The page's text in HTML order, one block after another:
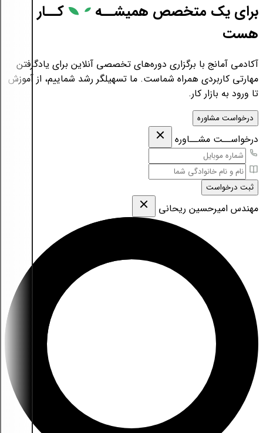
برای یک متخصص همیشــه
کــار
هست
آکادمی آمانج با برگزاری دوره‌های تخصصی آنلاین برای یادگرفتن
مهارتی کاربردی همراه شماست. ما تسهیلگر رشد شماییم، از آموزش
تا ورود به بازار کار.
درخواست مشاوره
درخواســت مشــاوره
ثبت درخواست
مهندس امیرحسین ریحانی